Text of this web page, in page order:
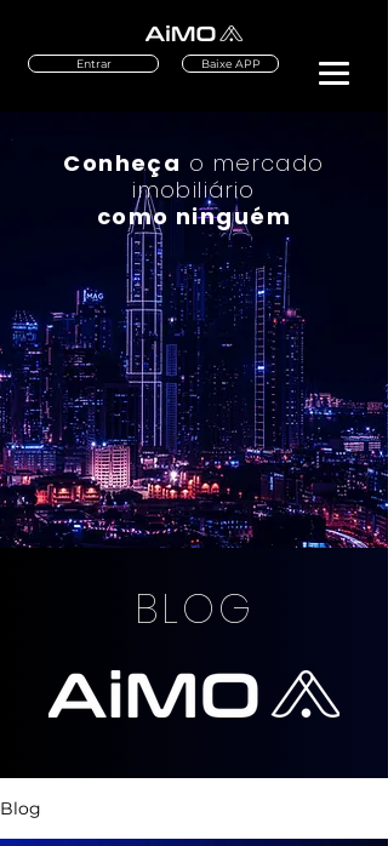
Entrar Baixe APP
Conheça o mercado
imobiliário
como ninguém
BLOG
Blog